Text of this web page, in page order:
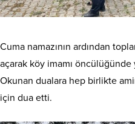
Cuma namazının ardından
açarak köy imamı
Okunan dualara hep birlikte
için dua etti.